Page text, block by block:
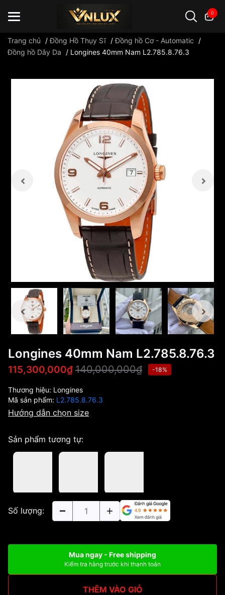
0
Trang chủ /Đồng Hồ Thụy Sĩ /Đồng hồ Cơ - Automatic
/
Đồng hồ Dây Da
/ Longines 40mm Nam L2.785.8.76.3
Longines 40mm Nam L2.785.8.76.3
115,300,000₫ 140,000,000₫ -18%
Thương hiệu: Longines
Mã sản phẩm: L2.785.8.76.3
Hướng dẫn chọn size
Sản phẩm tương tự:
Số lượng:
Mua ngay - Free shipping
Kiểm tra hàng trước khi thanh toán
THÊM VÀO GIỎ